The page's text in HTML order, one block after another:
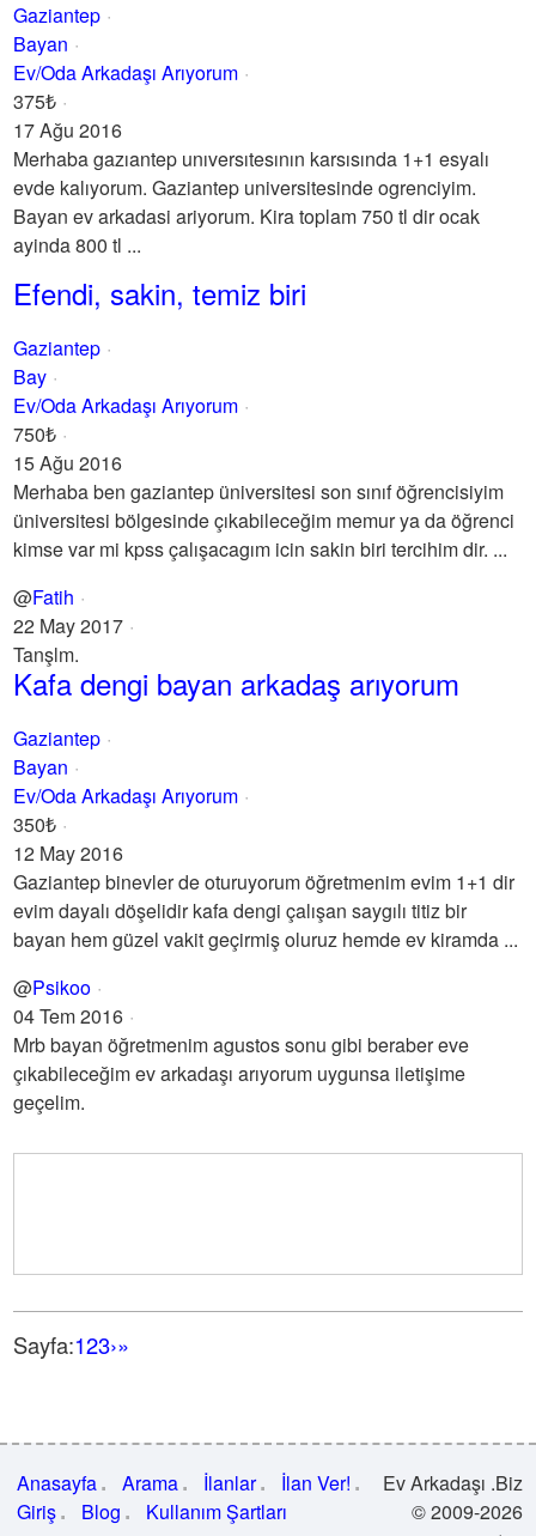
Gaziantep
Bayan
Ev/Oda Arkadaşı Arıyorum
375₺
17 Ağu 2016
Merhaba gazıantep unıversıtesının karsısında 1+1 esyalı
evde kalıyorum. Gaziantep universitesinde ogrenciyim.
Bayan ev arkadasi ariyorum. Kira toplam 750 tl dir ocak
ayinda 800 tl ...
Efendi, sakin, temiz biri
Gaziantep
Bay
Ev/Oda Arkadaşı Arıyorum
750₺
15 Ağu 2016
Merhaba ben gaziantep üniversitesi son sınıf öğrencisiyim
üniversitesi bölgesinde çıkabileceğim memur ya da öğrenci
kimse var mi kpss çalışacagım icin sakin biri tercihim dir. ...
@Fatih
22 May 2017
Tanşlm.
Kafa dengi bayan arkadaş arıyorum
Gaziantep
Bayan
Ev/Oda Arkadaşı Arıyorum
350₺
12 May 2016
Gaziantep binevler de oturuyorum öğretmenim evim 1+1 dir
evim dayalı döşelidir kafa dengi çalışan saygılı titiz bir
bayan hem güzel vakit geçirmiş oluruz hemde ev kiramda ...
@Psikoo
04 Tem 2016
Mrb bayan öğretmenim agustos sonu gibi beraber eve
çıkabileceğim ev arkadaşı arıyorum uygunsa iletişime
geçelim.
Sayfa:123›»
Anasayfa Arama İlanlar
İlan Ver!
Giriş
Blog Kullanım Şartları
Ev Arkadaşı .Biz
© 2009-2026